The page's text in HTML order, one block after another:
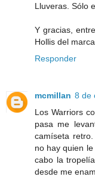
Lluveras. Sólo
Y gracias,
Hollis del
Responder
mcmillan 8 de
Los Warriors
pasa me
camíseta
no hay quien
cabo la
desde me